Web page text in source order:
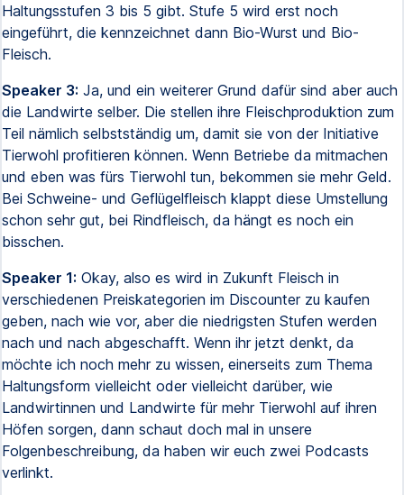
Haltungsstufen 3 bis 5 gibt. Stufe 5 wird erst noch
eingeführt, die kennzeichnet dann Bio-Wurst und Bio-
Fleisch.
Speaker 3: Ja, und ein weiterer Grund dafür sind aber auch
die Landwirte selber. Die stellen ihre Fleischproduktion zum
Teil nämlich selbstständig um, damit sie von der Initiative
Tierwohl profitieren können. Wenn Betriebe da mitmachen
und eben was fürs Tierwohl tun, bekommen sie mehr Geld.
Bei Schweine- und Geflügelfleisch klappt diese Umstellung
schon sehr gut, bei Rindfleisch, da hängt es noch ein
bisschen.
Speaker 1: Okay, also es wird in Zukunft Fleisch in
verschiedenen Preiskategorien im Discounter zu kaufen
geben, nach wie vor, aber die niedrigsten Stufen werden
nach und nach abgeschafft. Wenn ihr jetzt denkt, da
möchte ich noch mehr zu wissen, einerseits zum Thema
Haltungsform vielleicht oder vielleicht darüber, wie
Landwirtinnen und Landwirte für mehr Tierwohl auf ihren
Höfen sorgen, dann schaut doch mal in unsere
Folgenbeschreibung, da haben wir euch zwei Podcasts
verlinkt.